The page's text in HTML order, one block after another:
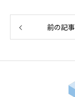
前の記事